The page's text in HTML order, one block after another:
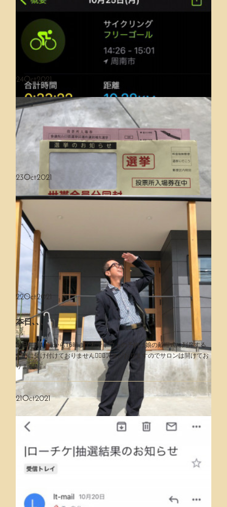
剛毛・多毛・クセ毛さんへの矯正ストレート💪
サロンワークブログを更新しました
PayPay街のお店を応援キャンペーンが早期終了
現在実施中のPayPay街のお店を応援！最大1,000円相当 20%戻ってく
るキャンペーン
久しぶりのサイクリング🚴🏻‍♂️
なかなか乗ることができないバイセコー🚴🏻‍♂️10日ぶりのサイクリングし
たよ
24Oct2021
行って来ました🕺🏻
仕事が一段落したので行って来ました♪
23Oct2021
昨日は娘の戴帽式でした♡
昨日は娘の戴帽式の列席のため昼から休んで行って来ました🚙戴帽式と
いう厳粛な式普段着じゃいけないから一張羅引っ張りだして靴は
22Oct2021
本日､､､
本日午前11時から16時まで私オトウトの予約は娘の戴帽式に列席する
ために受け付けておりません🙇🏻‍♂️アネがおりますのでサロンは開けてお
ります♪
21Oct2021